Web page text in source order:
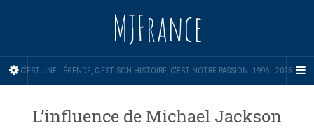
MJFrance
C'EST UNE LÉGENDE, C'EST SON HISTOIRE, C'EST NOTRE PASSION. 1996 - 2025.
L’influence de Michael Jackson